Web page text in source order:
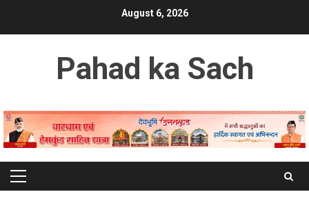
August 6, 2026
Pahad ka Sach
Primary